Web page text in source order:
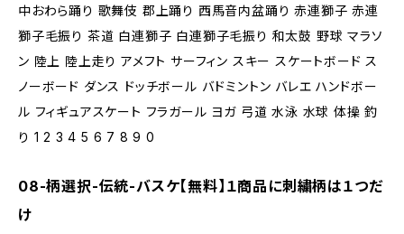
中おわら踊り 歌舞伎 郡上踊り 西馬音内盆踊り 赤連獅子 赤連
獅子毛振り 茶道 白連獅子 白連獅子毛振り 和太鼓 野球 マラソ
ン 陸上 陸上走り アメフト サーフィン スキー スケートボード ス
ノーボード ダンス ドッチボール バドミントン バレエ ハンドボー
ル フィギュアスケート フラガール ヨガ 弓道 水泳 水球 体操 釣
り 1 2 3 4 5 6 7 8 9 0
08-柄選択-伝統-バスケ【無料】１商品に刺繍柄は１つだ
け